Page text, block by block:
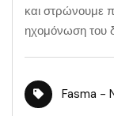
και στρώνουμε
ηχομόνωση του
Fasma -